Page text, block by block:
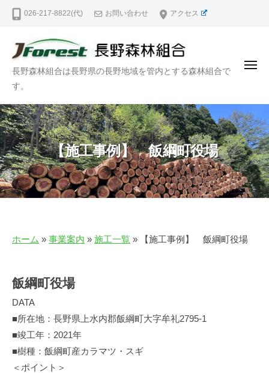
ス
キ
ッ
プ
026-217-8822(代) お問い合わせ アクセス
長
野
森
林
組
合
｜
N
a
F
o
r
e
s
長野森林組合は長野県の長野地域を管内とする森林組合で
す。
メ
【施工事例】 飯綱町役場
ホーム » 事業案内 » 施工一覧 » 【施工事例】 飯綱町役場
【施
工
事
例】
飯
飯綱町役場
DATA
■所在地：長野県上水内郡飯綱町大字牟礼2795-1
■竣工年：2021年
■樹種：飯綱町産カラマツ・スギ
＜ポイント＞
野
林
組
合
｜
a
g
a
n
o
F
s
O
w
n
e
r